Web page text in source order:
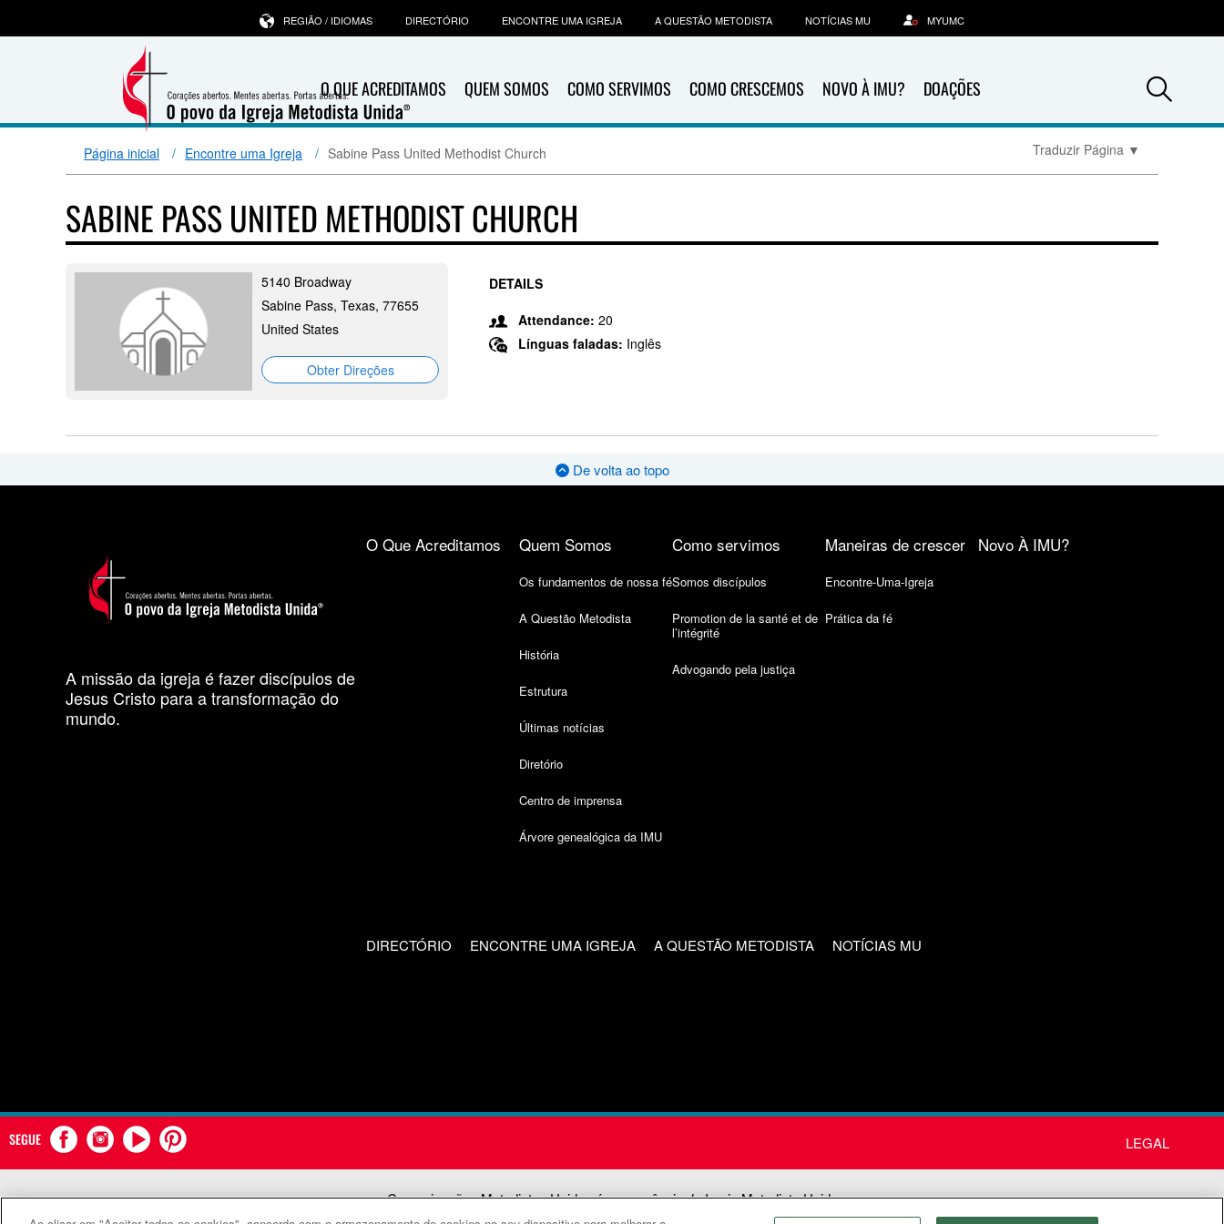
O QUE ACREDITAMOS QUEM SOMOS COMO SERVIMOS COMO CRESCEMOS NOVO À IMU? DOAÇÕES
REGIÃO / IDIOMAS DIRECTÓRIO ENCONTRE UMA IGREJA A QUESTÃO METODISTA NOTÍCIAS MU MYUMC
Página inicial Encontre uma Igreja Sabine Pass United Methodist Church Traduzir Página ▼
SABINE PASS UNITED METHODIST CHURCH
5140 Broadway
Sabine Pass, Texas, 77655
United States
Obter Direções
DETAILS
Attendance: 20
Línguas faladas: Inglês
De volta ao topo
A missão da igreja é fazer discípulos de
Jesus Cristo para a transformação do
mundo.
O Que Acreditamos Quem Somos
Os fundamentos de nossa fé
A Questão Metodista
História
Estrutura
Últimas notícias
Diretório
Centro de imprensa
Árvore genealógica da IMU
Como servimos
Somos discípulos
Promotion de la santé et de
l’intégrité
Advogando pela justiça
Maneiras de crescer
Encontre-Uma-Igreja
Prática da fé
Novo À IMU?
DIRECTÓRIO ENCONTRE UMA IGREJA A QUESTÃO METODISTA NOTÍCIAS MU
SEGUE LEGAL
Comunicações Metodistas Unidas é uma agência da Igreja Metodista Unida